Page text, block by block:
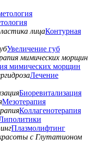
Контурная
Увеличение губ
мимических морщин
Лечение
Биоревитализация
Мезотерапия
Коллагенотерапия
Плазмолифтинг